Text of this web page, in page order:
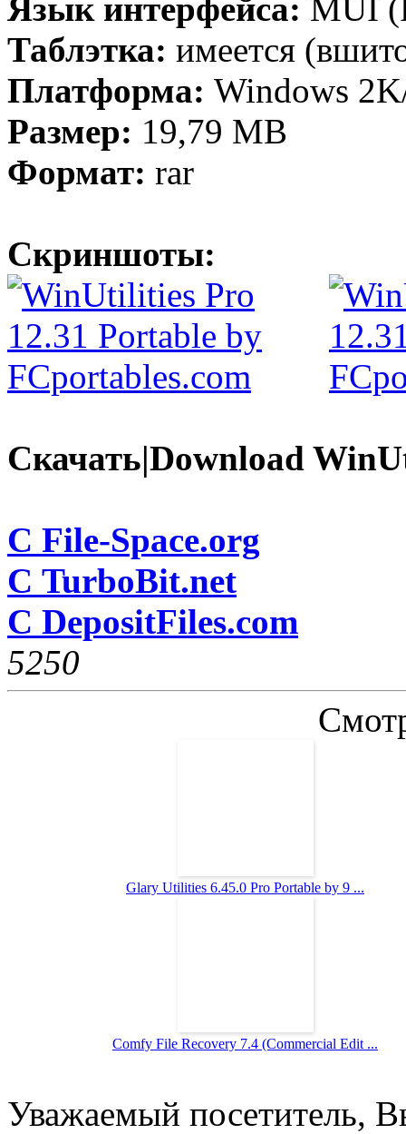
Язык интерфейса: MUI
Таблэтка: имеется
Платформа: Windows
Размер: 19,79 МB
Формат: rar
Скриншоты:
Скачать|Download
С File-Space.org
С TurboBit.net
С DepositFiles.com
5250
Glary Utilities 6.45.0 Pro Portable by 9 ...
Comfy File Recovery 7.4 (Commercial Edit ...
Уважаемый посетитель,